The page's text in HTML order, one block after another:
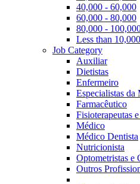
40,000 - 60,000
60,000 - 80,000
80,000 -
Less than 10,000
Job Category
Auxiliar
Dietistas
Enfermeiro
Especialistas da
Farmacêutico
Fisioterapeutas
Médico
Médico Dentista
Nutricionista
Optometristas e
Outros